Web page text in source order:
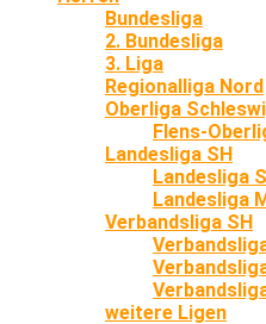
Bundesliga
2. Bundesliga
3. Liga
Regionalliga Nord
Oberliga
Flens-
Landesliga SH
Landesliga
Landesliga
Verbandsliga SH
weitere Ligen